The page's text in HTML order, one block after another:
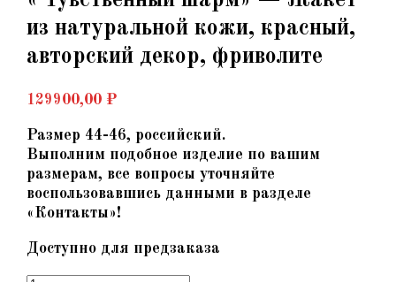
из натуральной кожи, красный,
авторский декор, фриволите
129900,00 ₽
Размер 44-46, российский.
Выполним подобное изделие по вашим
размерам, все вопросы уточняйте
воспользовавшись данными в разделе
«Контакты»!
Доступно для предзаказа